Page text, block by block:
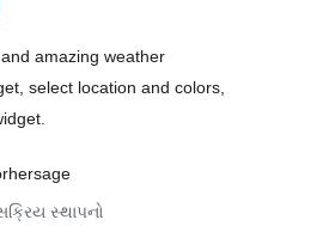
amazing weather
select location and colors,
સ્થાપનો